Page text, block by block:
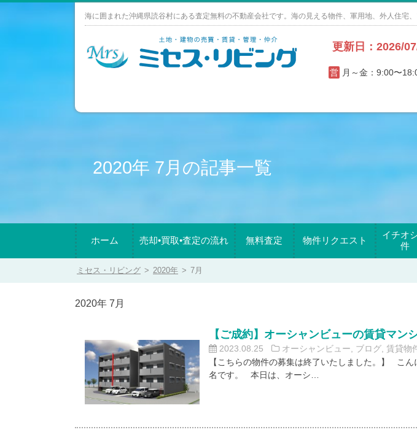
海に囲まれた沖縄県読谷村にある査定無料の不動産会社です。海の見える物件、軍用地、外人住宅
更新日：2026/
営 月～金：9:00〜
2020年 7月の記事一覧
ホーム 売却•買取•査定の流れ 無料査定 物件リクエスト
イチオ
件
ミセス・リビング > 2020年 > 7月
2020年 7月
【ご成約】オーシャンビューの賃貸マン
2023.08.25 オーシャンビュー ブログ, 賃貸物
【こちらの物件の募集は終了いたしました。】 こ
名です。 本日は、オーシ…